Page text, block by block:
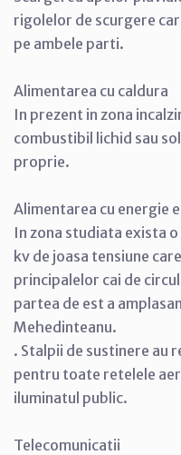
rigolelor de scurgere
pe ambele parti.
Alimentarea cu caldura
In prezent in zona
combustibil lichid sau
proprie.
Alimentarea cu energie
In zona studiata exista
kv de joasa tensiune
principalelor cai de
partea de est a
Mehedinteanu.
. Stalpii de sustinere au
pentru toate retelele
iluminatul public.
Telecomunicatii